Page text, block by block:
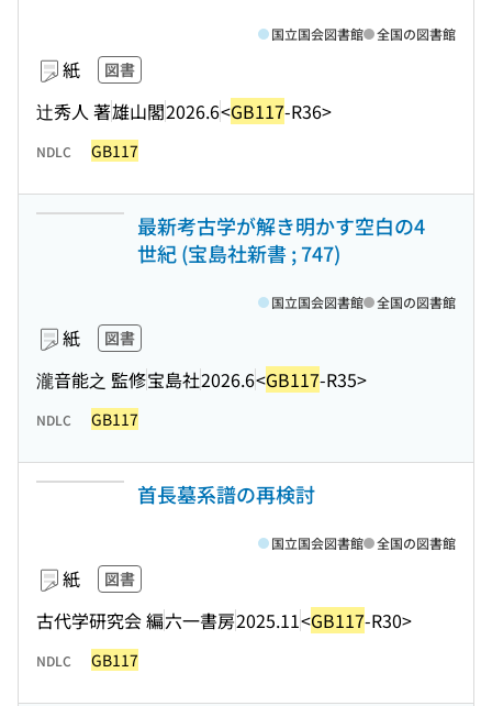
紙 図書
辻秀人 著雄山閣2026.6<GB117-R36>
国立国会図書館 全国の図書館
NDLC GB117
最新考古学が解き明かす空白の4
世紀 (宝島社新書 ; 747)
紙 図書
瀧音能之 監修宝島社2026.6<GB117-R35>
国立国会図書館 全国の図書館
NDLC GB117
首長墓系譜の再検討
紙 図書
古代学研究会 編六一書房2025.11<GB117-R30>
国立国会図書館 全国の図書館
NDLC GB117